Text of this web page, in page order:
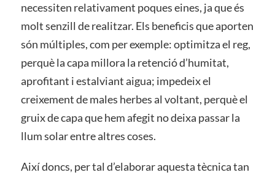
necessiten relativament poques eines, ja que és
molt senzill de realitzar. Els beneficis que aporten
són múltiples, com per exemple: optimitza el reg,
perquè la capa millora la retenció d’humitat,
aprofitant i estalviant aigua; impedeix el
creixement de males herbes al voltant, perquè el
gruix de capa que hem afegit no deixa passar la
llum solar entre altres coses.
Així doncs, per tal d’elaborar aquesta tècnica tan